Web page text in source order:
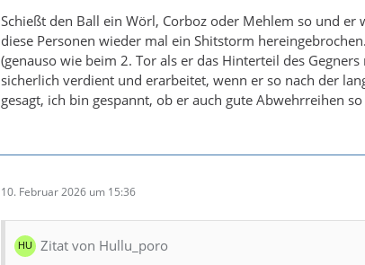
Schießt den Ball ein Wörl, Corboz oder Mehlem so und
diese Personen wieder mal ein Shitstorm
(genauso wie beim 2. Tor als er das Hinterteil des
sicherlich verdient und erarbeitet, wenn er so nach der
gesagt, ich bin gespannt, ob er auch gute Abwehrreihen
10. Februar 2026 um 15:36
Zitat von Hullu_poro